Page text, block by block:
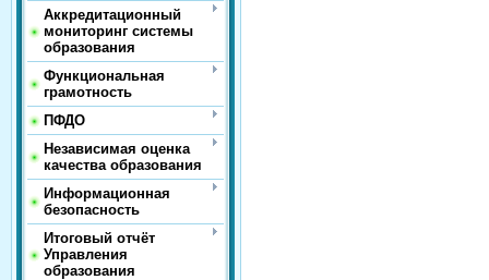
Аккредитационный
мониторинг системы
образования
Функциональная
грамотность
ПФДО
Независимая оценка
качества образования
Информационная
безопасность
Итоговый отчёт
Управления
образования